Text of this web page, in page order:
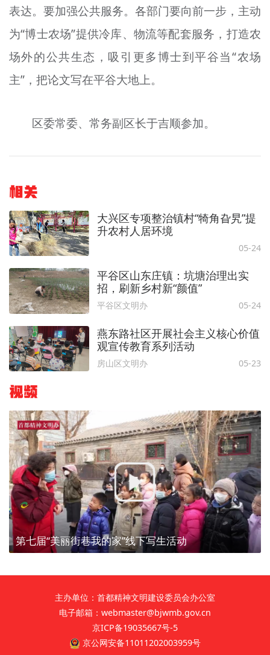
表达。要加强公共服务。各部门要向前一步，主动
为“博士农场”提供冷库、物流等配套服务，打造农
场外的公共生态，吸引更多博士到平谷当“农场
主”，把论文写在平谷大地上。
区委常委、常务副区长于吉顺参加。
相关
大兴区专项整治镇村“犄角旮旯”提
升农村人居环境
05-24
平谷区山东庄镇：坑塘治理出实
招，刷新乡村新“颜值”
平谷区文明办 05-24
燕东路社区开展社会主义核心价值
观宣传教育系列活动
房山区文明办 05-23
视频
第七届“美丽街巷我的家”线下写生活动
主办单位：首都精神文明建设委员会办公室
电子邮箱：webmaster@bjwmb.gov.cn
京ICP备19035667号-5
京公网安备11011202003959号